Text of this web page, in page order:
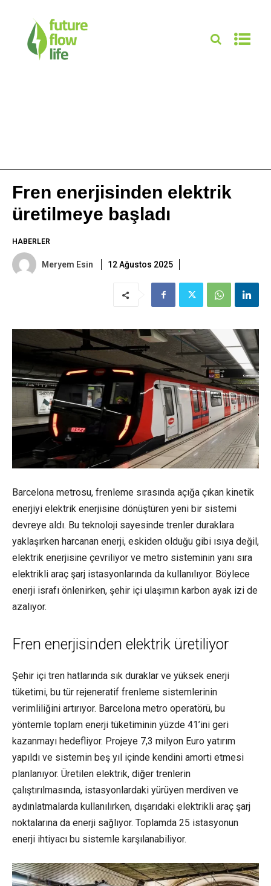
Fren enerjisinden elektrik
üretilmeye başladı
HABERLER
Meryem Esin 12 Ağustos 2025
Barcelona metrosu, frenleme sırasında açığa çıkan kinetik
enerjiyi elektrik enerjisine dönüştüren yeni bir sistemi
devreye aldı. Bu teknoloji sayesinde trenler duraklara
yaklaşırken harcanan enerji, eskiden olduğu gibi ısıya değil,
elektrik enerjisine çevriliyor ve metro sisteminin yanı sıra
elektrikli araç şarj istasyonlarında da kullanılıyor. Böylece
enerji israfı önlenirken, şehir içi ulaşımın karbon ayak izi de
azalıyor.
Fren enerjisinden elektrik üretiliyor
Şehir içi tren hatlarında sık duraklar ve yüksek enerji
tüketimi, bu tür rejeneratif frenleme sistemlerinin
verimliliğini artırıyor. Barcelona metro operatörü, bu
yöntemle toplam enerji tüketiminin yüzde 41’ini geri
kazanmayı hedefliyor. Projeye 7,3 milyon Euro yatırım
yapıldı ve sistemin beş yıl içinde kendini amorti etmesi
planlanıyor. Üretilen elektrik, diğer trenlerin
çalıştırılmasında, istasyonlardaki yürüyen merdiven ve
aydınlatmalarda kullanılırken, dışarıdaki elektrikli araç şarj
noktalarına da enerji sağlıyor. Toplamda 25 istasyonun
enerji ihtiyacı bu sistemle karşılanabiliyor.